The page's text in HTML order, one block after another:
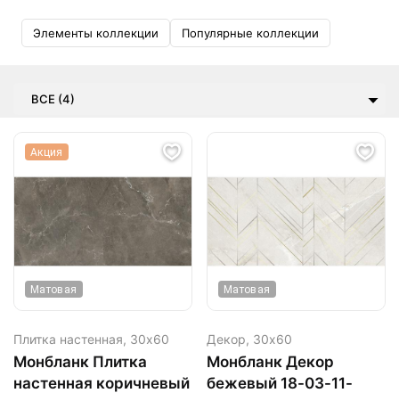
Элементы коллекции Популярные коллекции
ВСЕ (4)
Акция
Матовая
Плитка настенная, 30х60
Монбланк Плитка
настенная коричневый
Матовая
Декор, 30х60
Монбланк Декор
бежевый 18-03-11-